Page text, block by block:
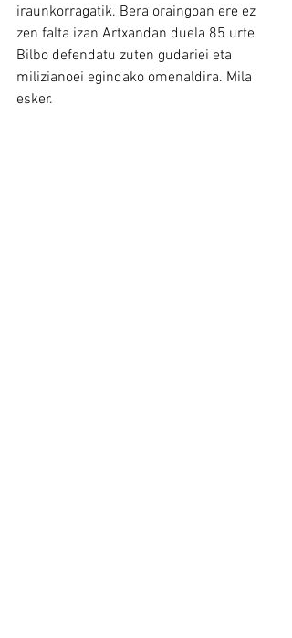
iraunkorragatik. Bera oraingoan ere ez
zen falta izan Artxandan duela 85 urte
Bilbo defendatu zuten gudariei eta
milizianoei egindako omenaldira. Mila
esker.